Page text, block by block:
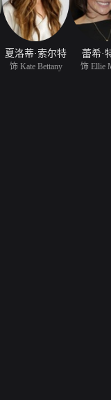
夏洛蒂·索尔特
饰 Kate Bettany
蕾希·
饰 Ellie